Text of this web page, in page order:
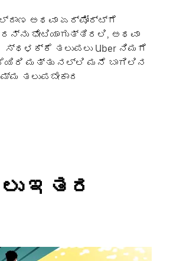
ನಿಲ್ದಾಣ ಅಥವಾ ಏರ್‌ಪೋರ್ಟ್‌ಗೆ
ಭೇಟಿಯಾಗುತ್ತಿರಲಿ, ಅಥವಾ
ಸ್ಥಳಕ್ಕೆ ತಲುಪಲು Uber ನಿಮಗೆ
ಮತ್ತು ನಲ್ಲಿ ಮನೆ ಬಾಗಿಲಿನ
ತಲುಪಬೇಕಾದ
ಇತರ